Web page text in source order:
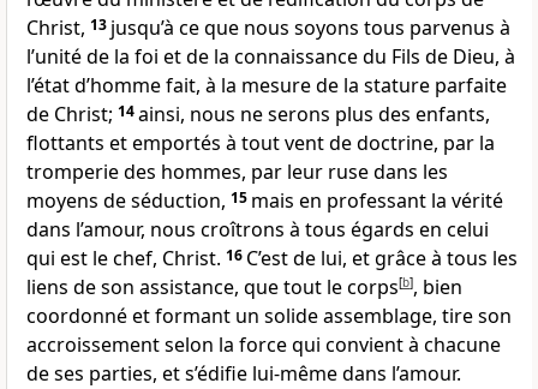
Christ, 13 jusqu’à ce que nous soyons tous parvenus à
l’unité de la foi et de la connaissance du Fils de Dieu, à
l’état d’homme fait, à la mesure de la stature parfaite
de Christ; 14ainsi, nous ne serons plus des enfants,
flottants et emportés à tout vent de doctrine, par la
tromperie des hommes, par leur ruse dans les
moyens de séduction, 15 mais en professant la vérité
dans l’amour, nous croîtrons à tous égards en celui
qui est le chef, Christ. 16 C’est de lui, et grâce à tous les
liens de son assistance, que tout le corps[b], bien
coordonné et formant un solide assemblage, tire son
accroissement selon la force qui convient à chacune
de ses parties, et s’édifie lui-même dans l’amour.